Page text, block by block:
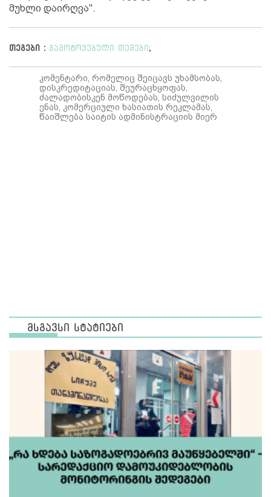
მუხლი დაირღვა".
თეგები : გამოტოვებული თემები ;
კომენტარი, რომელიც შეიცავს უხამსობას,
დისკრედიტაციას, შეურაცხყოფას,
ძალადობისკენ მოწოდებას, სიძულვილის
ენას, კომერციული ხასიათის რეკლამას,
წაიშლება საიტის ადმინისტრაციის მიერ
მსგავსი სტატიები